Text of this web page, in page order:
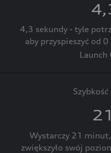
4,3 sekundy - tyle
aby przyspieszyć od
Launch
Szybkość
21
Wystarczy 21
zwiększyło swój